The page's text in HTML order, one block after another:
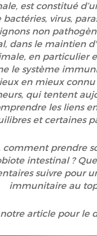
est constitué
bactéries, virus,
non
dans le maintien
en particulier
le système
en mieux connu
qui tentent
les liens
et certaines
comment prendre
intestinal ?
suivre pour
immunitaire au
article pour le